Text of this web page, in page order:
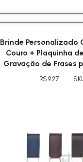
Brinde Personalizado
Couro + Plaquinha
Gravação de Frases
R$ 9.27